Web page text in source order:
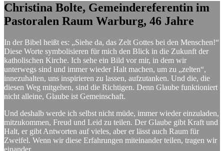
Christina Bolte, Gemeindereferentin im
Pastoralen Raum Warburg, 46 Jahre
In der Bibel heißt es: „Siehe da, das Zelt Gottes bei den Menschen!“
Diese Worte symbolisieren für mich den Blick in die Zukunft der
katholischen Kirche. Ich sehe ein Bild vor mir, in dem wir
unterwegs sind und immer wieder Halt machen, um zu „zelten“,
innezuhalten, uns inspirieren zu lassen, aufzutanken. Und die, die
diesen Weg mitgehen, sind die Richtigen. Denn Glaube funktioniert
nicht alleine, Glaube ist Gemeinschaft.
Und deshalb werde ich selbst nicht müde, immer wieder einzuladen,
mitzukommen, Freud und Leid zu teilen. Der Glaube gibt Kraft und
Halt, er gibt Antworten auf vieles, aber er lässt auch Raum für
Zweifel. Wenn wir diese Erfahrungen miteinander teilen, tragen wir
einander.